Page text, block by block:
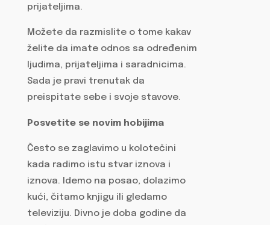
prijateljima.
Možete da razmislite o tome kakav
želite da imate odnos sa određenim
ljudima, prijateljima i saradnicima.
Sada je pravi trenutak da
preispitate sebe i svoje stavove.
Posvetite se novim hobijima
Često se zaglavimo u kolotečini
kada radimo istu stvar iznova i
iznova. Idemo na posao, dolazimo
kući, čitamo knjigu ili gledamo
televiziju. Divno je doba godine da